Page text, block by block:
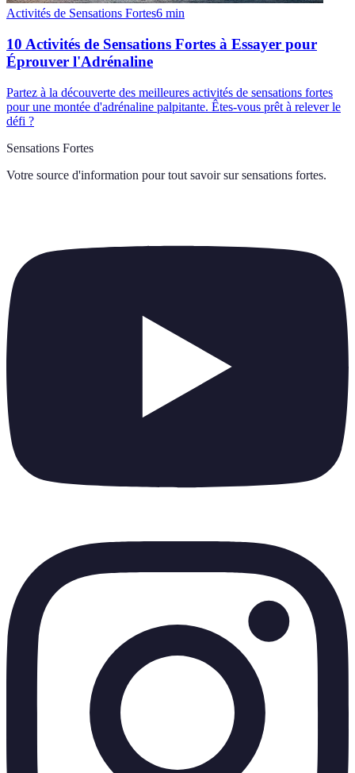
Activités de Sensations Fortes6 min
10 Activités de Sensations Fortes à Essayer pour
Éprouver l'Adrénaline
Partez à la découverte des meilleures activités de sensations fortes
pour une montée d'adrénaline palpitante. Êtes-vous prêt à relever le
défi ?
Sensations Fortes
Votre source d'information pour tout savoir sur sensations fortes.